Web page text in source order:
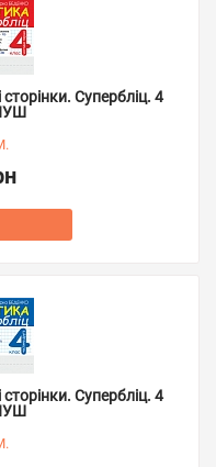
Супербліц. 4
Супербліц. 4